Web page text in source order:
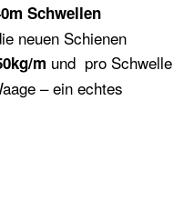
Schwellen
neuen Schienen
m und pro Schwelle
– ein echtes